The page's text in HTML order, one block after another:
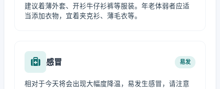
建议着薄外套、开衫牛仔衫裤等服装。年老体弱者应适
当添加衣物，宜着夹克衫、薄毛衣等。
感冒 易发
相对于今天将会出现大幅度降温，易发生感冒，请注意